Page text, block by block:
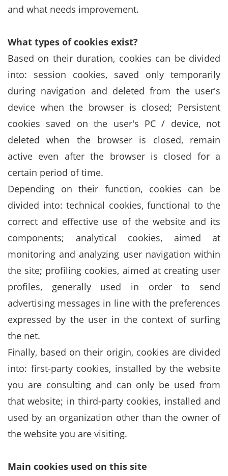
and what needs improvement.
What types of cookies exist?
Based on their duration, cookies can be divided
into: session cookies, saved only temporarily
during navigation and deleted from the user's
device when the browser is closed; Persistent
cookies saved on the user's PC / device, not
deleted when the browser is closed, remain
active even after the browser is closed for a
certain period of time.
Depending on their function, cookies can be
divided into: technical cookies, functional to the
correct and effective use of the website and its
components; analytical cookies, aimed at
monitoring and analyzing user navigation within
the site; profiling cookies, aimed at creating user
profiles, generally used in order to send
advertising messages in line with the preferences
expressed by the user in the context of surfing
the net.
Finally, based on their origin, cookies are divided
into: first-party cookies, installed by the website
you are consulting and can only be used from
that website; in third-party cookies, installed and
used by an organization other than the owner of
the website you are visiting.
Main cookies used on this site